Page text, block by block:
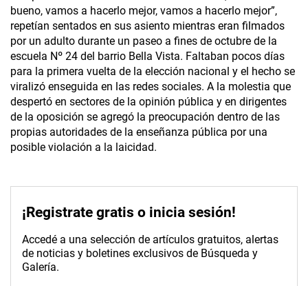
bueno, vamos a hacerlo mejor, vamos a hacerlo mejor”,
repetían sentados en sus asiento mientras eran filmados
por un adulto durante un paseo a fines de octubre de la
escuela Nº 24 del barrio Bella Vista. Faltaban pocos días
para la primera vuelta de la elección nacional y el hecho se
viralizó enseguida en las redes sociales. A la molestia que
despertó en sectores de la opinión pública y en dirigentes
de la oposición se agregó la preocupación dentro de las
propias autoridades de la enseñanza pública por una
posible violación a la laicidad.
¡Registrate gratis o inicia sesión!
Accedé a una selección de artículos gratuitos, alertas
de noticias y boletines exclusivos de Búsqueda y
Galería.